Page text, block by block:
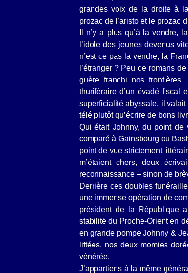
grandes voix de la droite à
prozac de l’aristo et le prozac
Il n’y a plus qu’à la vendre,
l’idole des jeunes devenus
n’est ce pas la vendre, la
l’étranger ? Peu de romans
guère franchi nos
thuriféraire d’un évadé fiscal
superficialité abyssale, il valait
télé plutôt qu’écrire de bons
Qui était Johnny, du point de
comparé à Gainsbourg ou
point de vue strictement
m’étaient chers, deux
reconnaissance – sinon de
Derrière ces doubles
une immense opération de
président de la République
stabilité du Proche-Orient en
en grande pompe Johnny &
liftées, nos deux momies
vénérée.
J’appartiens à la même